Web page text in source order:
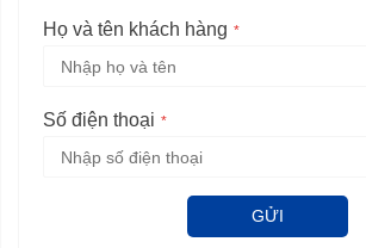
Họ và tên khách hàng
Số điện thoại
GỬI